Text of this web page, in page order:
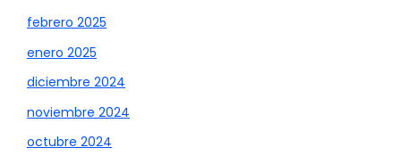
febrero 2025
enero 2025
diciembre 2024
noviembre 2024
octubre 2024